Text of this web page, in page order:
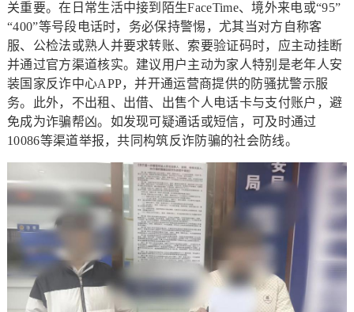
关重要。在日常生活中接到陌生FaceTime、境外来电或“95”
“400”等号段电话时，务必保持警惕，尤其当对方自称客
服、公检法或熟人并要求转账、索要验证码时，应主动挂断
并通过官方渠道核实。建议用户主动为家人特别是老年人安
装国家反诈中心APP，并开通运营商提供的防骚扰警示服
务。此外，不出租、出借、出售个人电话卡与支付账户，避
免成为诈骗帮凶。如发现可疑通话或短信，可及时通过
10086等渠道举报，共同构筑反诈防骗的社会防线。